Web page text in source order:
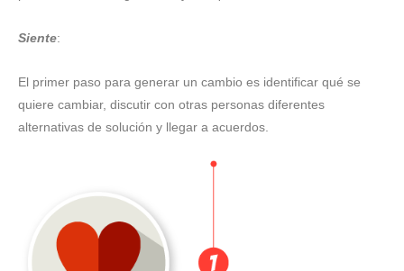
Siente:
El primer paso para generar un cambio es identificar qué se
quiere cambiar, discutir con otras personas diferentes
alternativas de solución y llegar a acuerdos.